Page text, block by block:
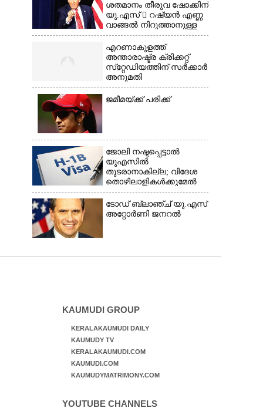
ശതമാനം തീരുവ ഷോക്കിന്
യു.എസ്  റഷ്യൻ എണ്ണ
വാങ്ങൽ നിറുത്താനുള്ള
സമ്മർദ്ദം
എറണാകുളത്ത്
അന്താരാഷ്ട്ര ക്രിക്കറ്റ്
സ്‌റ്റേഡിയത്തിന് സർക്കാർ
അനുമതി
ജമീമയ്ക്ക് പരിക്ക്
ജോലി നഷ്ടപ്പെട്ടാൽ
യുഎസിൽ
തുടരാനാകില്ല; വിദേശ
തൊഴിലാളികൾക്കുമേൽ
കടുത്ത
നിയന്ത്രണവുമായി ട്രംപ്‌
ടോഡ് ബ്ലാഞ്ച് യു.എസ്
അറ്റോർണി ജനറൽ
KAUMUDI GROUP
KERALAKAUMUDI DAILY
KAUMUDY TV
KERALAKAUMUDI.COM
KAUMUDI.COM
KAUMUDYMATRIMONY.COM
YOUTUBE CHANNELS